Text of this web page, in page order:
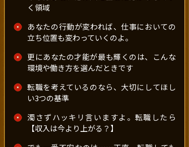
く領域
あなたの行動が変われば、仕事においての
立ち位置も変わっていくのよ。
更にあなたの才能が最も輝くのは、こんな
環境や働き方を選んだときです
転職を考えているのなら、大切にしてほし
い3つの基準
濁さずハッキリ言いますよ。転職したら
【収入は今より上がる？】